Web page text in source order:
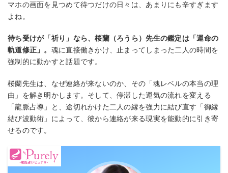
マホの画面を見つめて待つだけの日々は、あまりにも辛すぎます
よね。
待ち受けが「祈り」なら、桜蘭（ろうら）先生の鑑定は「運命の
軌道修正」。 魂に直接働きかけ、止まってしまった二人の時間を
強制的に動かすと話題です。
桜蘭先生は、なぜ連絡が来ないのか、その「魂レベルの本当の理
由」を解き明かします。そして、停滞した運気の流れを変える
「龍脈占導」と、途切れかけた二人の縁を強力に結び直す「御縁
結び波動術」によって、彼から連絡が来る現実を能動的に引き寄
せるのです。